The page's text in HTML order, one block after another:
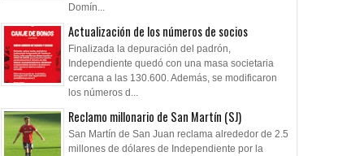
Domín...
Actualización de los números de socios
Finalizada la depuración del padrón,
Independiente quedó con una masa societaria
cercana a las 130.600. Además, se modificaron
los números d...
Reclamo millonario de San Martín (SJ)
San Martín de San Juan reclama alrededor de 2.5
millones de dólares de Independiente por la